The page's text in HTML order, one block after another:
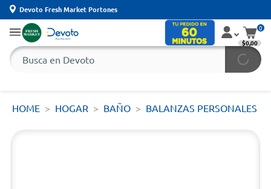
Devoto Fresh Market Portones
0
$0,00
HOME HOGAR BAÑO BALANZAS PERSONALES